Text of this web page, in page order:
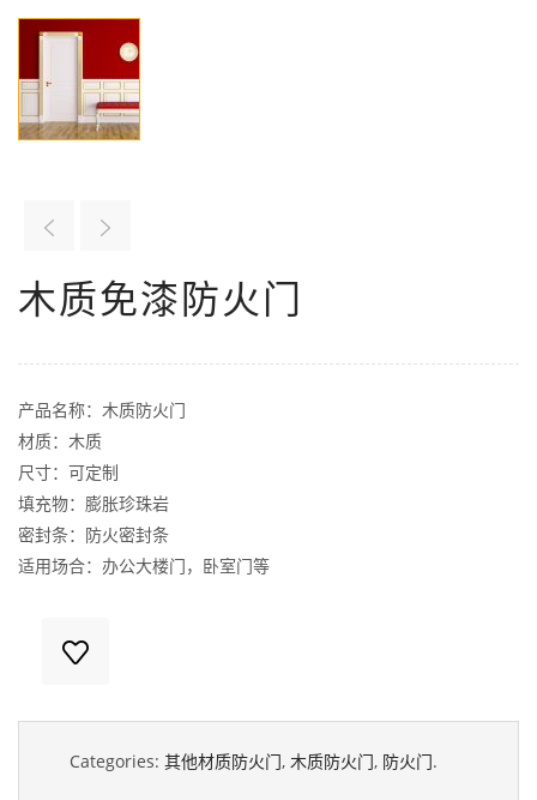
木质免漆防火门
产品名称：木质防火门
材质：木质
尺寸：可定制
填充物：膨胀珍珠岩
密封条：防火密封条
适用场合：办公大楼门，卧室门等
Categories: 其他材质防火门, 木质防火门, 防火门.